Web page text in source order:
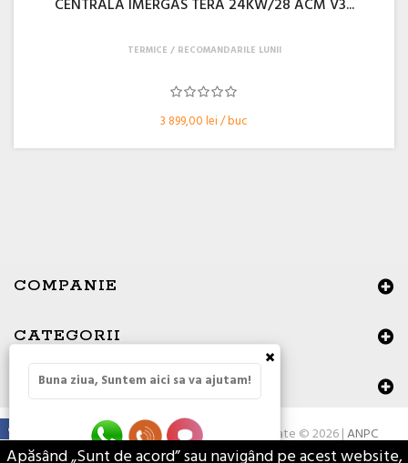
CENTRALA IMERGAS TERA 24KW/28 ACM V3...
3 899,00 lei / buc
TERMICE RECOMANDARILE LUNII
COMPANIE
CATEGORII
DATE DE CONTACT
Toate drepturile rezervate © 2026 |ANPC
Apăsând „Sunt de acord” sau navigând pe acest website,
×
Buna ziua, Suntem aici sa va ajutam!